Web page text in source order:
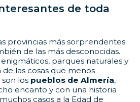
de toda
provincias más sorprendentes
de las más desconocidas.
parques naturales y
de las cosas que menos
los pueblos de Almería,
encanto y con una historia
casos a la Edad de